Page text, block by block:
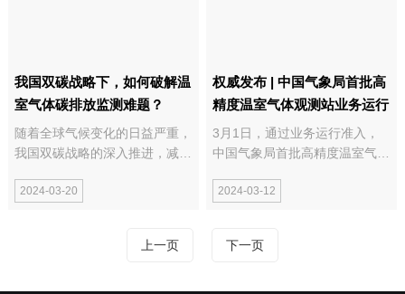
我国双碳战略下，如何破解温
室气体碳排放监测难题？
随着全球气候变化的日益严重，
我国双碳战略的深入推进，减少
目标。我国作为世界上最大的温
前达到碳排放峰值，2060年前
2024-03-20
权威发布 | 中国气象局首批高
精度温室气体观测站业务运行
3月1日，通过业务运行准入，
中国气象局首批高精度温室气体
增强我国气候变化监测评估能
供数据支撑。 首批高精度温室
2024-03-12
上一页 下一页